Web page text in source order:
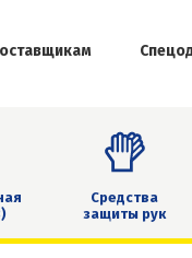
Средства
защиты рук